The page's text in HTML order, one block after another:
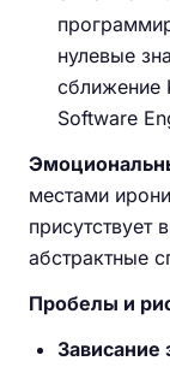
нулевые
сближение
Software
местами
присутствует
абстрактные
Пробелы и
Зависание